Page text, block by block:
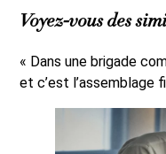
Voyez-vous des
« Dans une brigade
et c’est l’assemblage